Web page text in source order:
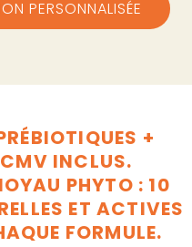
PERSONNALISÉE
+
INCLUS.
PHYTO : 10
ET ACTIVES
FORMULE.